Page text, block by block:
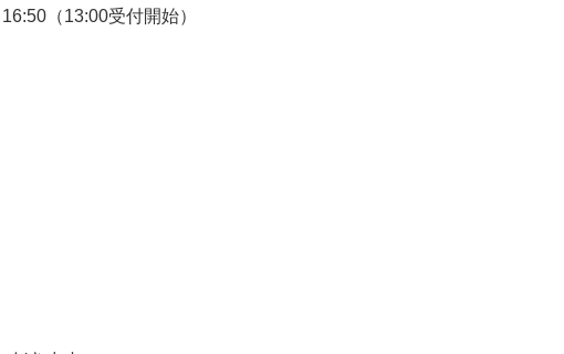
（13:00受付開始）